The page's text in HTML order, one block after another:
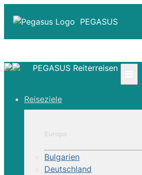
PEGASUS
☎ Deutschland 0800 - 505 18 01
Über Uns
PEGASUS Reiterreisen
Reiseziele
Bulgarien
Deutschland